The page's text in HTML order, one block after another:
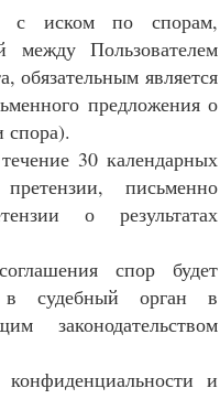
иском по спорам,
Пользователем
обязательным является
предложения о
спора).
30 календарных
письменно
о результатах
спор будет
в судебный орган в
законодательством
и